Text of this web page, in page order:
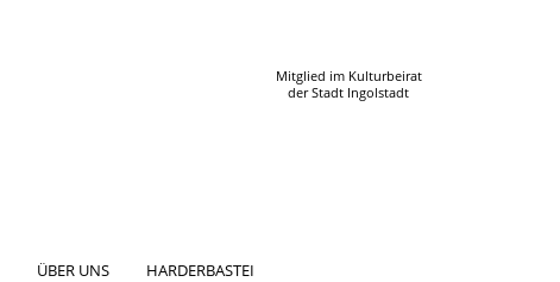
Mitglied im Kulturbeirat
der Stadt Ingolstadt
ÜBER UNS HARDERBASTEI